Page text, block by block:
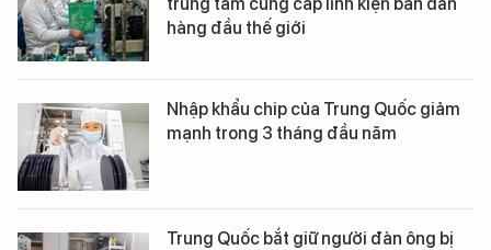
hàng đầu thế giới
Nhập khẩu chip của Trung Quốc giảm
mạnh trong 3 tháng đầu năm
Trung Quốc bắt giữ người đàn ông bị